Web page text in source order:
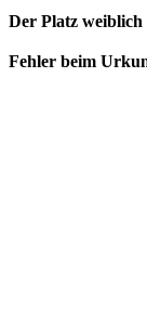
Der Platz
Fehler beim